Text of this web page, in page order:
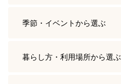
季節・イベントから選ぶ
暮らし方・利用場所から選ぶ